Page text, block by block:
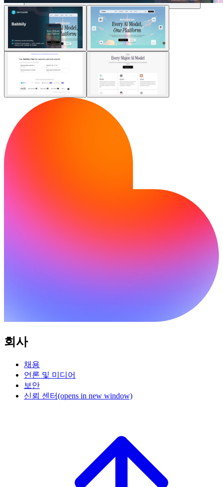
커뮤니티
요금제
로그인 시작하기
회사
채용
언론 및 미디어
보안
신뢰 센터(opens in new window)